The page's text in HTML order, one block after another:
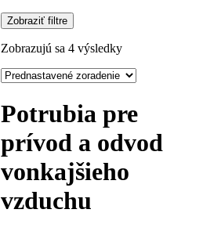
Zobraziť filtre
Zobrazujú sa 4 výsledky
Potrubia pre
prívod a odvod
vonkajšieho
vzduchu